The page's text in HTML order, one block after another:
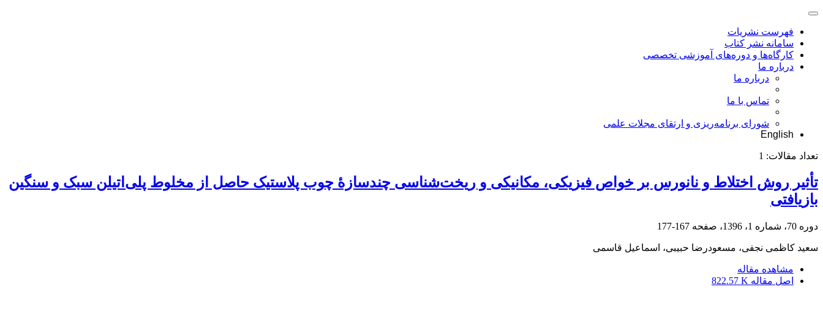
فهرست نشریات
سامانه نشر کتاب
کارگاه‌ها و دوره‌های آموزشی تخصصی
درباره ما
درباره ما
تماس با ما
شورای برنامه‌ریزی و ارتقای مجلات علمی
English
تعداد مقالات: 1
تأثیر روش اختلاط و نانورس بر خواص فیزیکی، مکانیکی و ریخت‌شناسی چندسازۀ چوب پلاستیک حاصل از مخلوط پلی‌اتیلن سبک و سنگین
بازیافتی
دوره 70، شماره 1، 1396، صفحه 167-177
سعید کاظمی نجفی، مسعودرضا حبیبی، اسماعیل قاسمی
مشاهده مقاله
اصل مقاله 822.57 K